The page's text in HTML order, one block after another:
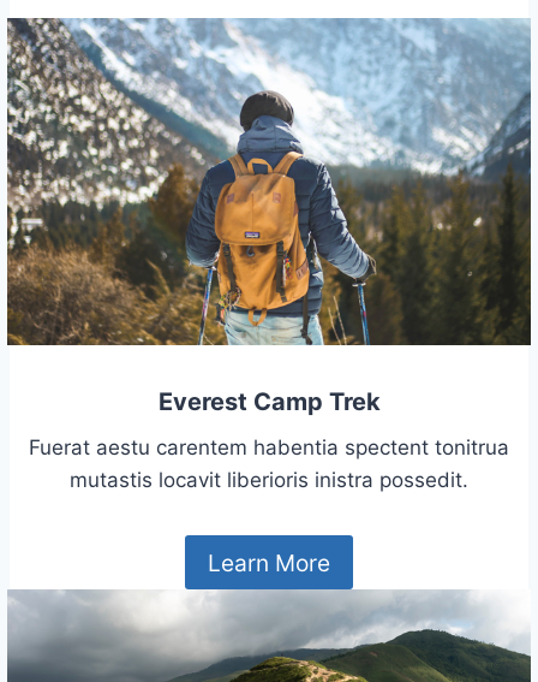
Everest Camp Trek
Fuerat aestu carentem habentia spectent tonitrua
mutastis locavit liberioris inistra possedit.
Learn More